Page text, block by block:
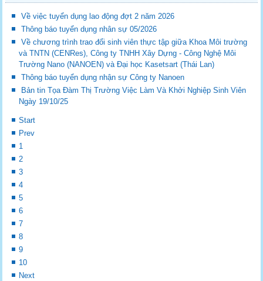
Về việc tuyển dụng lao động đợt 2 năm 2026
Thông báo tuyển dụng nhân sự 05/2026
Về chương trình trao đổi sinh viên thực tập giữa Khoa Môi trường
và TNTN (CENRes), Công ty TNHH Xây Dựng - Công Nghệ Môi
Trường Nano (NANOEN) và Đại học Kasetsart (Thái Lan)
Thông báo tuyển dụng nhận sự Công ty Nanoen
Bản tin Tọa Đàm Thị Trường Việc Làm Và Khởi Nghiệp Sinh Viên
Ngày 19/10/25
Start
Prev
1
2
3
4
5
6
7
8
9
10
Next